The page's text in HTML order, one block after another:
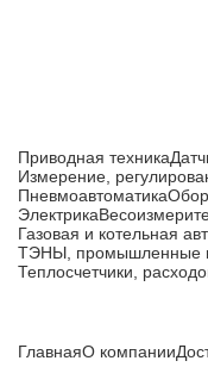
Приводная техника
Измерение,
Пневмоавтоматика
Электрика
Газовая и котельная
ТЭНЫ, промышленные
Теплосчетчики,
ГлавнаяО компании